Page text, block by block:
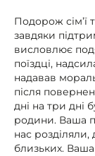
Подорож сім’ї
завдяки
висловлює
поїздці,
надавав
після
дні на три дні
родини. Ваша
нас
близьких.